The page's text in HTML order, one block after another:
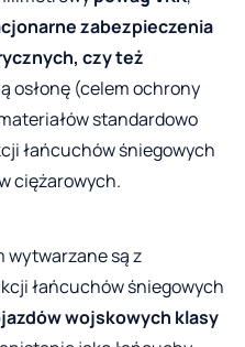
zabezpieczenia
czy też
osłonę (celem ochrony
standardowo
łańcuchów śniegowych
ciężarowych.
wytwarzane są z
łańcuchów śniegowych
wojskowych klasy